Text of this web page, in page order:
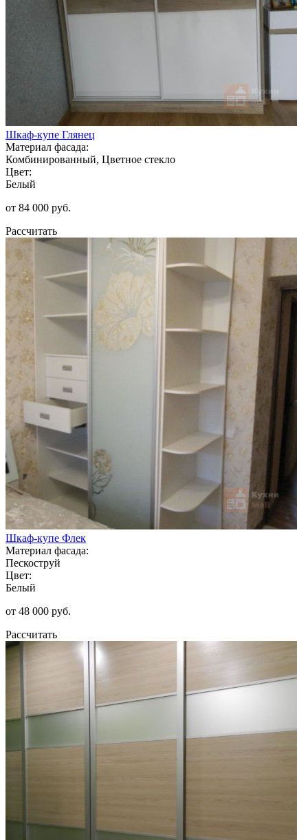
Шкаф-купе Глянец
Материал фасада:
Комбинированный, Цветное стекло
Цвет:
Белый
от 84 000 руб.
Рассчитать
Шкаф-купе Флек
Материал фасада:
Пескоструй
Цвет:
Белый
от 48 000 руб.
Рассчитать